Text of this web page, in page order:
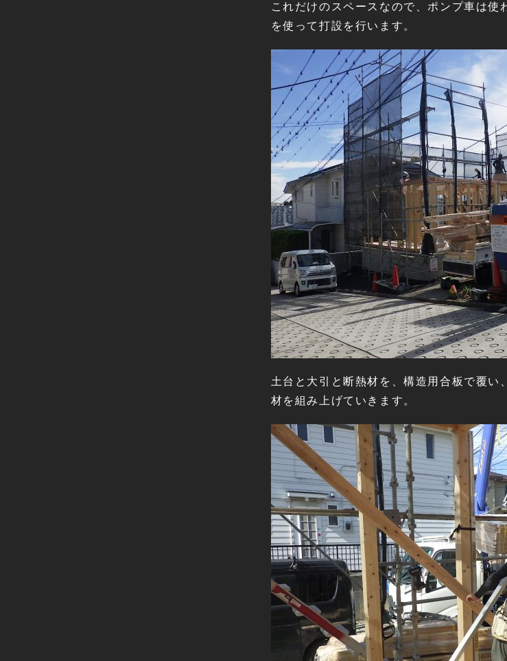
これだけのスペースなので、ポンプ車は
を使って打設を行います。
土台と大引と断熱材を、構造用合板で覆
材を組み上げていきます。